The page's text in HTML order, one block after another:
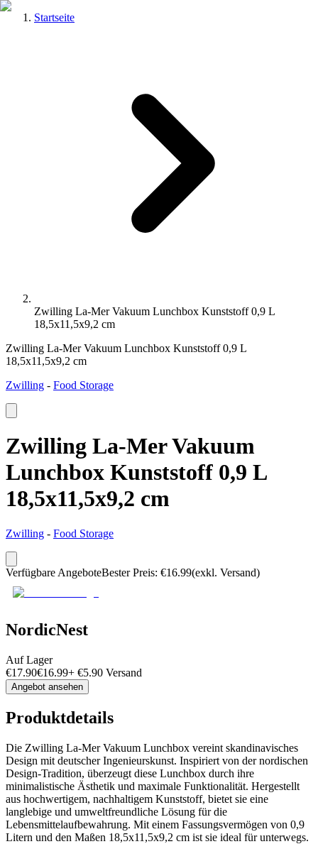
Startseite
Zwilling La-Mer Vakuum Lunchbox Kunststoff 0,9 L
18,5x11,5x9,2 cm
Zwilling La-Mer Vakuum Lunchbox Kunststoff 0,9 L
18,5x11,5x9,2 cm
Zwilling - Food Storage
Zwilling La-Mer Vakuum
Lunchbox Kunststoff 0,9 L
18,5x11,5x9,2 cm
Zwilling - Food Storage
Verfügbare AngeboteBester Preis: €16.99(exkl. Versand)
NordicNest
Auf Lager
€17.90€16.99+ €5.90 Versand
Angebot ansehen
Produktdetails
Die Zwilling La-Mer Vakuum Lunchbox vereint skandinavisches
Design mit deutscher Ingenieurskunst. Inspiriert von der nordischen
Design-Tradition, überzeugt diese Lunchbox durch ihre
minimalistische Ästhetik und maximale Funktionalität. Hergestellt
aus hochwertigem, nachhaltigem Kunststoff, bietet sie eine
langlebige und umweltfreundliche Lösung für die
Lebensmittelaufbewahrung. Mit einem Fassungsvermögen von 0,9
Litern und den Maßen 18,5x11,5x9,2 cm ist sie ideal für unterwegs.